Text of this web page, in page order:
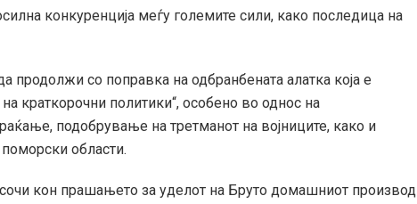
конкуренција меѓу големите сили, како последица на
продолжи со поправка на одбранбената алатка која е
краткорочни политики“, особено во однос на
подобрување на третманот на војниците, како и
области.
кон прашањето за уделот на Бруто домашниот производ